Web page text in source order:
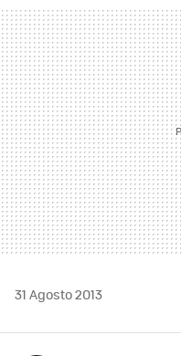
31 Agosto 2013